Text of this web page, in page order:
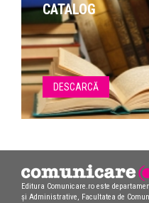
CATALOG
DESCARCĂ
Editura Comunicare.ro este
și Administrative, Facultatea de